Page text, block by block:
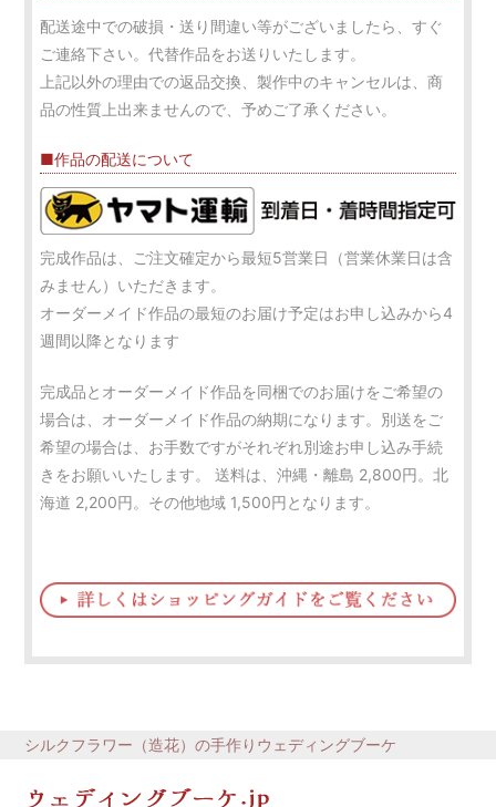
配送途中での破損・送り間違い等がございましたら、すぐ
ご連絡下さい。代替作品をお送りいたします。
上記以外の理由での返品交換、製作中のキャンセルは、商
品の性質上出来ませんので、予めご了承ください。
■作品の配送について
完成作品は、ご注文確定から最短5営業日（営業休業日は含
みません）いただきます。
オーダーメイド作品の最短のお届け予定はお申し込みから4
週間以降となります
完成品とオーダーメイド作品を同梱でのお届けをご希望の
場合は、オーダーメイド作品の納期になります。別送をご
希望の場合は、お手数ですがそれぞれ別途お申し込み手続
きをお願いいたします。 送料は、沖縄・離島 2,800円。北
海道 2,200円。その他地域 1,500円となります。
シルクフラワー（造花）の手作りウェディングブーケ